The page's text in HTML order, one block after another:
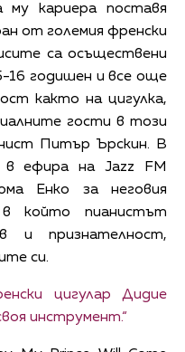
му кариера поставя
от големия френски
са осъществени
16 годишен и все още
както на цигулка,
гости в този
Питър Ърскин. В
в ефира на Jazz FM
Енко за неговия
който пианистът
и признателност,
си.
цигулар Дидие
инструмент.“